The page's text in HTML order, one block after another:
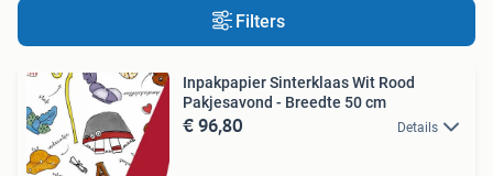
Filters
Inpakpapier Sinterklaas Wit Rood
Pakjesavond - Breedte 50 cm
€ 96,80 Details